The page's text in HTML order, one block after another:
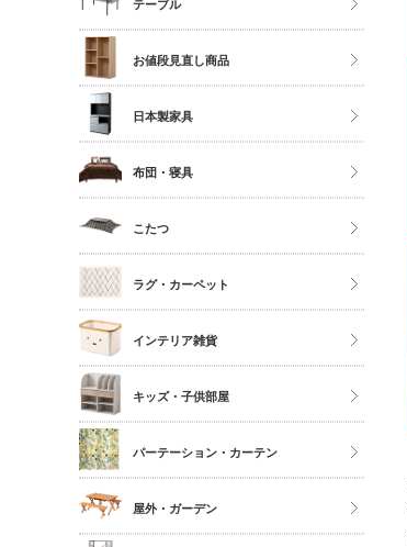
サイドチェスト
テーブル
センターテーブル
サイドテーブル
お値段見直し商品
日本製家具
布団・寝具
シングル
セミダブル
ダブル以上
夏物布団
冬物布団
枕・抱き枕
マットレス単品
こたつ
こたつ
こたつ布団
ラグ・カーペット
正方形
長方形
円形
キッチンマット
玄関マット
インテリア雑貨
アクセサリーケース
照明・ライト
コスメボックス
キッズ・子供部屋
パーテーション・カーテン
カーテン・ブラインド
屋外・ガーデン